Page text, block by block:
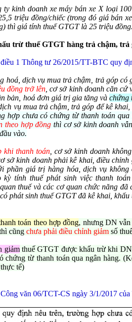
ty kinh doanh xe máy bán xe X loại
triệu đồng/chiếc (trong đó giá bán
thì giá tính thuế GTGT là 25 triệu
trừ thuế GTGT hàng trả chậm, trả
1 Thông tư 26/2015/TT-BTC quy
hoá, dịch vụ mua trả chậm, trả góp có
đồng trở lên , cơ sở kinh doanh căn cứ
bản, hoá đơn giá trị gia tăng vàchứng
vụ mua trả chậm, trả góp để kê
hợp chưa có chứng từ thanh toán
theo hợp đồng thì cơ sở kinh doanh
vào.
khi thanh toán, cơ sở kinh doanh
sở kinh doanh phải kê khai, điều
phần giá trị hàng hóa, dịch vụ không
kỳ tính thuế phát sinh việc thanh
thuế và các cơ quan chức năng đã
phát sinh thuế GTGT đã kê khai,
toán theo hợp đồng, nhưng DN vẫn
cũng chưa phải điều chỉnh giảm số
giảmthuế GTGT được khấu trừ khi DN
chứng từ thanh toán qua ngân hàng.
tế)
văn 06/TCT-CS ngày 3/1/2017
*